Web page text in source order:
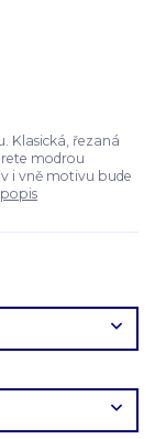
Klasická, řezaná
modrou
i vně motivu bude